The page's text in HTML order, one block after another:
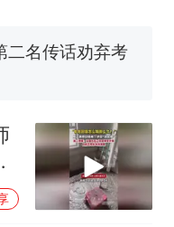
息）
二名传话劝弃考
淘汰？教育局：
成立调查组全面
心附近最大风
新研判
头放菜刀的女孩，